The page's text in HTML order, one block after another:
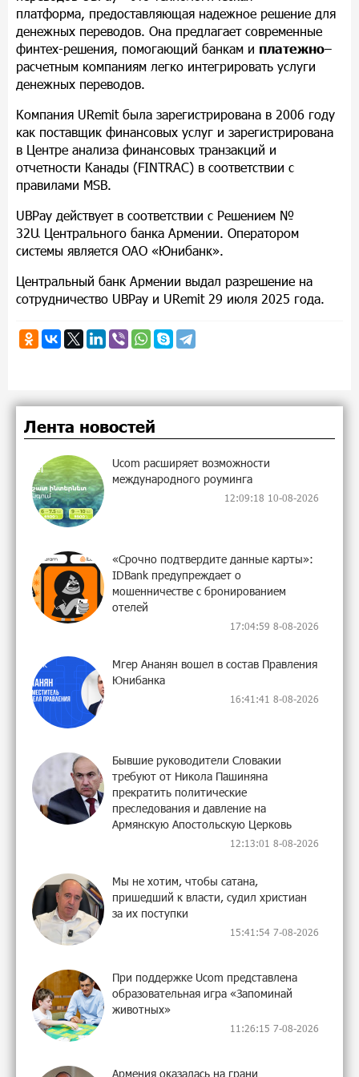
платформа, предоставляющая надежное решение для
денежных переводов. Она предлагает современные
финтех-решения, помогающий банкам и платежно–
расчетным компаниям легко интегрировать услуги
денежных переводов.
Компания URemitбыла зарегистрирована в 2006 году
как поставщик финансовых услуг и зарегистрирована
в Центре анализа финансовых транзакций и
отчетности Канады (FINTRAC) в соответствии с
правилами MSB
UBPay действует в соответствии с Решением №
32Ա Центрального банка Армении. Оператором
системы является ОАО «Юнибанк».
Центральный банк Армении выдал разрешение на
сотрудничество UBPay и URemit29 июля 2025 года.
Лента новостей
Ucom расширяет возможности
международного роуминга
12:09:18 10-08-2026
«Срочно подтвердите данные карты»:
IDBank предупреждает о
мошенничестве с бронированием
отелей
17:04:59 8-08-2026
Мгер Ананян вошел в состав Правления
Юнибанка
16:41:41 8-08-2026
Бывшие руководители Словакии
требуют от Никола Пашиняна
прекратить политические
преследования и давление на
Армянскую Апостольскую Церковь
12:13:01 8-08-2026
Мы не хотим, чтобы сатана,
пришедший к власти, судил христиан
за их поступки
15:41:54 7-08-2026
При поддержке Ucom представлена
образовательная игра «Запоминай
животных»
11:26:15 7-08-2026
Армения оказалась на грани